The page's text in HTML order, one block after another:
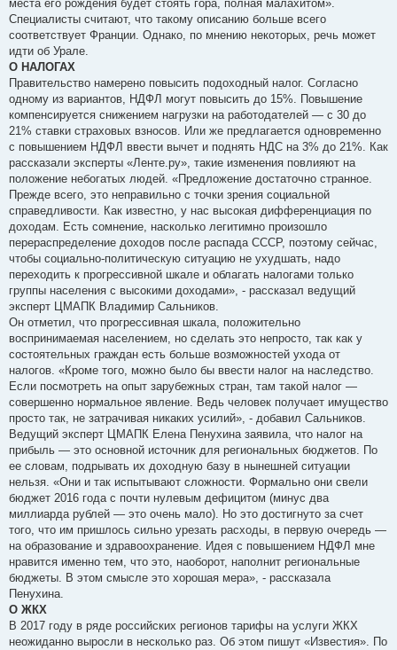
места его рождения будет стоять гора, полная малахитом».
Специалисты считают, что такому описанию больше всего
соответствует Франции. Однако, по мнению некоторых, речь может
идти об Урале.
О НАЛОГАХ
Правительство намерено повысить подоходный налог. Согласно
одному из вариантов, НДФЛ могут повысить до 15%. Повышение
компенсируется снижением нагрузки на работодателей — с 30 до
21% ставки страховых взносов. Или же предлагается одновременно
с повышением НДФЛ ввести вычет и поднять НДС на 3% до 21%. Как
рассказали эксперты «Ленте.ру», такие изменения повлияют на
положение небогатых людей. «Предложение достаточно странное.
Прежде всего, это неправильно с точки зрения социальной
справедливости. Как известно, у нас высокая дифференциация по
доходам. Есть сомнение, насколько легитимно произошло
перераспределение доходов после распада СССР, поэтому сейчас,
чтобы социально-политическую ситуацию не ухудшать, надо
переходить к прогрессивной шкале и облагать налогами только
группы населения с высокими доходами», - рассказал ведущий
эксперт ЦМАПК Владимир Сальников.
Он отметил, что прогрессивная шкала, положительно
воспринимаемая населением, но сделать это непросто, так как у
состоятельных граждан есть больше возможностей ухода от
налогов. «Кроме того, можно было бы ввести налог на наследство.
Если посмотреть на опыт зарубежных стран, там такой налог —
совершенно нормальное явление. Ведь человек получает имущество
просто так, не затрачивая никаких усилий», - добавил Сальников.
Ведущий эксперт ЦМАПК Елена Пенухина заявила, что налог на
прибыль — это основной источник для региональных бюджетов. По
ее словам, подрывать их доходную базу в нынешней ситуации
нельзя. «Они и так испытывают сложности. Формально они свели
бюджет 2016 года с почти нулевым дефицитом (минус два
миллиарда рублей — это очень мало). Но это достигнуто за счет
того, что им пришлось сильно урезать расходы, в первую очередь —
на образование и здравоохранение. Идея с повышением НДФЛ мне
нравится именно тем, что это, наоборот, наполнит региональные
бюджеты. В этом смысле это хорошая мера», - рассказала
Пенухина.
О ЖКХ
В 2017 году в ряде российских регионов тарифы на услуги ЖКХ
неожиданно выросли в несколько раз. Об этом пишут «Известия». По